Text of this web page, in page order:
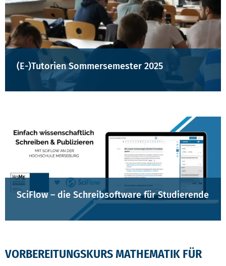
(E-)Tutorien Sommersemester 2025
SciFlow – die Schreibsoftware für Studierende
VORBEREITUNGSKURS MATHEMATIK FÜR